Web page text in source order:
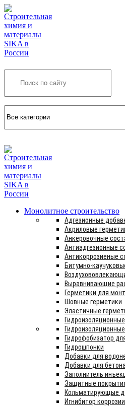
Монолитное строительство
Адгезионные
Акриловые
Анкеровочные
Антиадгезионные
Антикоррозиеные
Битумно-
Выравнивающие
Герметики для
Шовные герметики
Эластичные
Гидрофобизатор
Гидрошпонки
Добавки для
Добавки для бетона
Заполнитель
Защитные
Кольматирующые
Игнибитор коррозии